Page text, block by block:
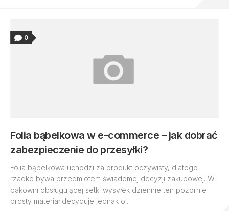
0
Folia bąbelkowa w e-commerce – jak dobrać
zabezpieczenie do przesyłki?
Folia bąbelkowa uchodzi za produkt oczywisty, dlatego
rzadko bywa przedmiotem świadomej decyzji zakupowej. W
pakowni obsługującej setki wysyłek dziennie ten pozornie
prosty materiał decyduje jednak o...